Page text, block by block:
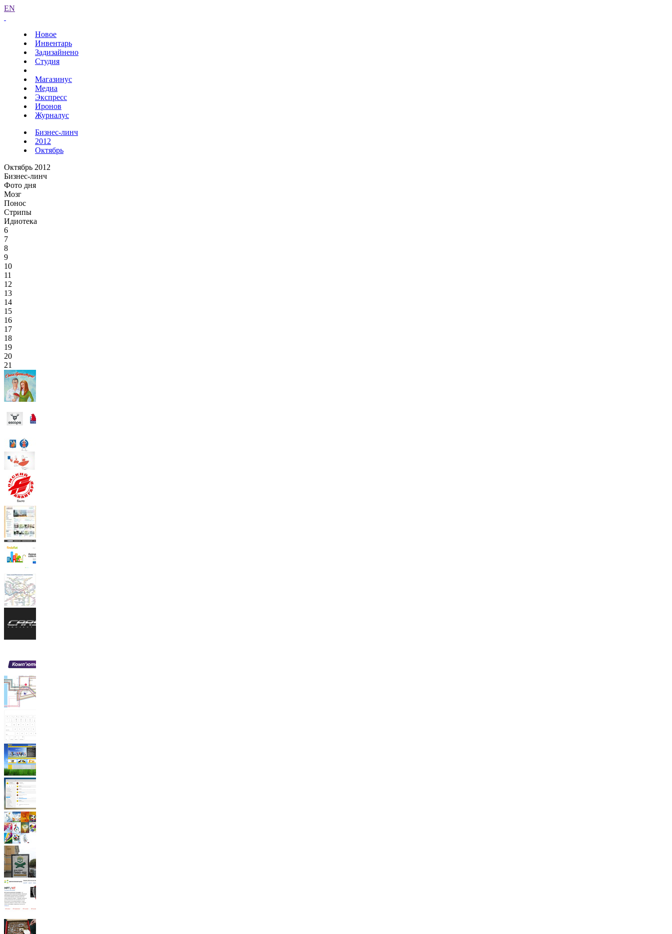
EN
Новое
Инвентарь
Задизайнено
Студия
Магазинус
Медиа
Экспресс
Иронов
Журналус
Бизнес-линч
2012
Октябрь
Октябрь 2012
Бизнес-линч
Фото дня
Мозг
Понос
Стрипы
Идиотека
6
7
8
9
10
11
12
13
14
15
16
17
18
19
20
21